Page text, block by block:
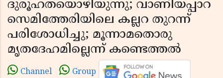
ദുരൂഹതയൊഴിയുന്നു; വാണിയപ്പാറ
സെമിത്തേരിയിലെ കല്ലറ തുറന്ന്
പരിശോധിച്ചു; മൂന്നാമതൊരു
മൃതദേഹമില്ലെന്ന് കണ്ടെത്തൽ
Channel Group